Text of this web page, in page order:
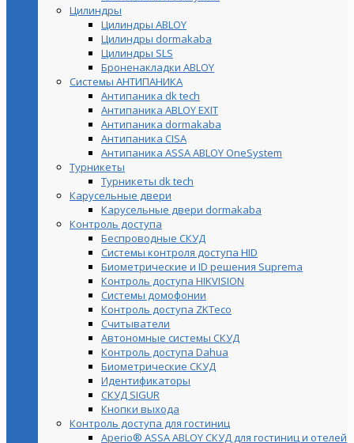
Цилиндры
Цилиндры ABLOY
Цилиндры dormakaba
Цилиндры SLS
Броненакладки ABLOY
Системы АНТИПАНИКА
Антипаника dk tech
Антипаника ABLOY EXIT
Антипаника dormakaba
Антипаника СISA
Антипаника ASSA ABLOY OneSystem
Турникеты
Турникеты dk tech
Карусельные двери
Карусельные двери dormakaba
Контроль доступа
Беспроводные СКУД
Системы контроля доступа HID
Биометрические и ID решения Suprema
Контроль доступа HIKVISION
Системы домофонии
Контроль доступа ZKTeco
Считыватели
Автономные системы СКУД
Контроль доступа Dahua
Биометрические СКУД
Идентификаторы
СКУД SIGUR
Кнопки выхода
Контроль доступа для гостиниц
Aperio® ASSA ABLOY СКУД для гостиниц и отелей